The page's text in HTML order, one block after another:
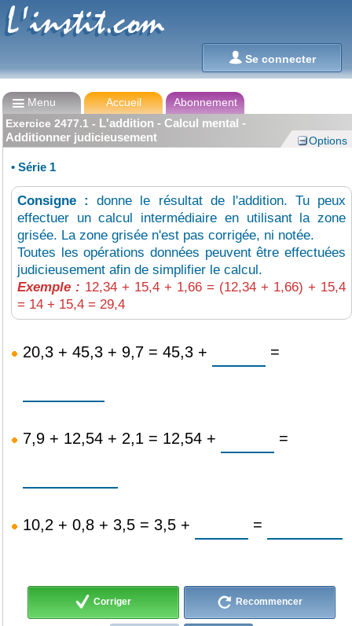
Se connecter
L'instit.com
L'instit.com
Menu Accueil
Abonnement
Exercice 2477.1 - L'addition - Calcul mental -
Additionner judicieusement
Options
• Série 1
Consigne :donne le résultat de l'addition. Tu peux
effectuer un calcul intermédiaire en utilisant la zone
grisée. La zone grisée n'est pas corrigée, ni notée.
Toutes les opérations données peuvent être effectuées
judicieusement afin de simplifier le calcul.
Exemple : 12,34 + 15,4 + 1,66 = (12,34 + 1,66) + 15,4
= 14 + 15,4 = 29,4
20,3 + 45,3 + 9,7 = 45,3 + =
7,9 + 12,54 + 2,1 = 12,54 + =
10,2 + 0,8 + 3,5 = 3,5 + =
Corriger Recommencer